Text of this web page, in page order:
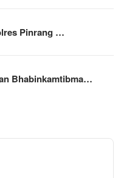
Pinrang …
Bhabinkamtibma…